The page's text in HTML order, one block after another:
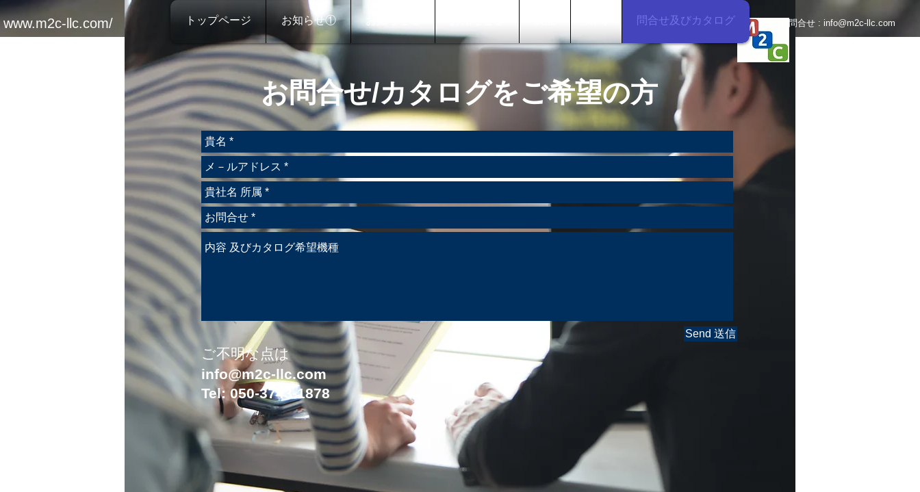
www.m2c-llc.com/ トップページ お知らせ① 問合せ及びカタログ お問合せ : info@m2c-llc.com
お問合せ/カタログをご希望の方
Send 送信
​ご不明な点は
info@m2c-llc.com
Tel: 050-3743-1878